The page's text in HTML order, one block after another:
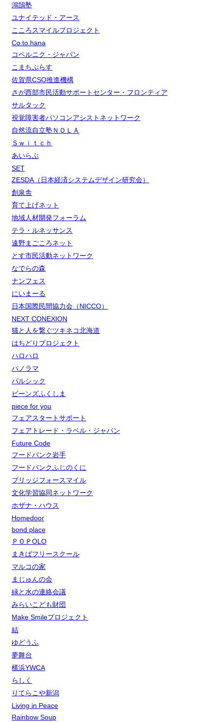
鴻鵠塾
ユナイテッド・アース
こころスマイルプロジェクト
Co.to.hana
コペルニク・ジャパン
こまちぷらす
佐賀県CSO推進機構
さが西部市民活動サポートセンター・フロンティア
サルタック
視覚障害者パソコンアシストネットワーク
自然流自立塾ＮＯＬＡ
Ｓｗｉｔｃｈ
あいらぶ
SET
ZESDA（日本経済システムデザイン研究会）
創泉舎
育て上げネット
地域人材開発フォーラム
テラ・ルネッサンス
遠野まごころネット
とす市民活動ネットワーク
なでらの森
ナンフェス
にいまーる
日本国際民間協力会（NICCO）
NEXT CONEXION
猫と人を繋ぐツキネコ北海道
はちどりプロジェクト
ハロハロ
パノラマ
パルシック
ビーンズふくしま
piece for you
フェアスタートサポート
フェアトレード・ラベル・ジャパン
Future Code
フードバンク岩手
フードバンクふじのくに
ブリッジフォースマイル
文化学習協同ネットワーク
ホザナ・ハウス
Homedoor
bond place
ＰＯＰOLO
まきばフリースクール
マルコの家
まじゅんの会
緑と水の連絡会議
みらいこども財団
Make Smileプロジェクト
結
ゆどうふ
夢舞台
横浜YWCA
らしく
りてらこや新潟
Living in Peace
Rainbow Soup